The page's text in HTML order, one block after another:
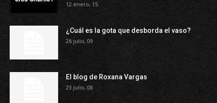
12 enero, 15
¿Cuál es la gota que desborda el vaso?
26 julio, 09
El blog de Roxana Vargas
23 julio, 08